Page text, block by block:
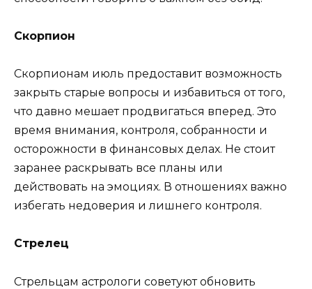
Скорпион
Скорпионам июль предоставит возможность
закрыть старые вопросы и избавиться от того,
что давно мешает продвигаться вперед. Это
время внимания, контроля, собранности и
осторожности в финансовых делах. Не стоит
заранее раскрывать все планы или
действовать на эмоциях. В отношениях важно
избегать недоверия и лишнего контроля.
Стрелец
Стрельцам астрологи советуют обновить